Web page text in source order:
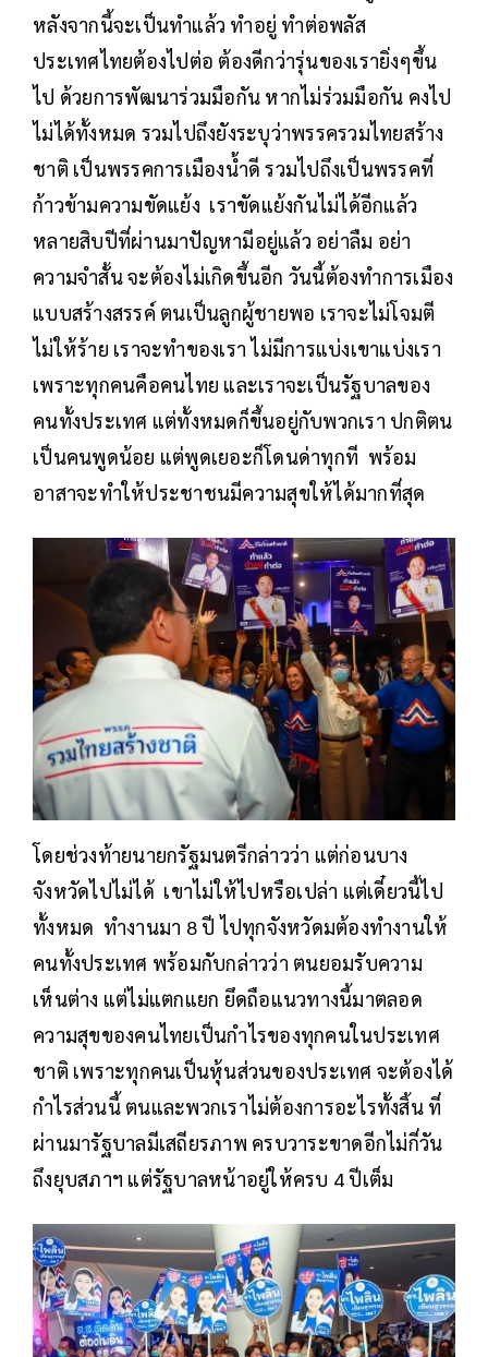
หลังจากนี้จะเป็นทำแล้ว​ ทำอยู่​ ทำต่อพลัส
ประเทศไทยต้องไปต่อ ต้องดีกว่ารุ่นของเรายิ่งๆขึ้น
ไป ด้วยการพัฒนาร่วมมือกัน หากไม่ร่วมมือกัน คงไป
ไม่ได้ทั้งหมด​ รวมไปถึงยังระบุว่าพรรครวมไทยสร้าง
ชาติ เป็นพรรคการเมืองน้ำดี รวมไปถึงเป็นพรรคที่
ก้าวข้ามความขัดแย้ง​ เราขัดแย้งกันไม่ได้อีกแล้ว
หลายสิบปีที่ผ่านมาปัญหามีอยู่แล้ว อย่าลืม อย่า
ความจำสั้น จะต้องไม่เกิดขึ้นอีก วันนี้ต้องทำการเมือง
แบบสร้างสรรค์ ตนเป็นลูกผู้ชายพอ เราจะไม่โจมตี​
ไม่ให้ร้าย​ เราจะทำของเรา ไม่มีการแบ่งเขาแบ่งเรา
เพราะทุกคนคือคนไทย และเราจะเป็นรัฐบาลของ
คนทั้งประเทศ แต่ทั้งหมดก็ขึ้นอยู่กับพวกเรา ปกติตน
เป็นคนพูดน้อย​ แต่พูดเยอะก็โดนด่าทุกที​ พร้อม
อาสาจะทำให้ประชาชนมีความสุขให้ได้มากที่สุด
โดยช่วงท้ายนายกรัฐมนตรีกล่าวว่า แต่ก่อนบาง
จังหวัดไปไม่ได้ เขาไม่ให้ไปหรือเปล่า แต่เดี๋ยวนี้ไป
ทั้งหมด ทำงานมา 8 ปี ไปทุกจังหวัดมต้องทำงานให้
คนทั้งประเทศ​ พร้อมกับกล่าวว่า ตนยอมรับความ
เห็นต่าง แต่ไม่แตกแยก ยึดถือแนวทางนี้มาตลอด
ความสุขของคนไทยเป็นกำไรของทุกคนในประเทศ
ชาติ เพราะทุกคนเป็นหุ้นส่วนของประเทศ จะต้องได้
กำไรส่วนนี้ ตนและพวกเราไม่ต้องการอะไรทั้งสิ้น ที่
ผ่านมารัฐบาลมีเสถียรภาพ ครบวาระขาดอีกไม่กี่วัน
ถึงยุบสภาฯ​ แต่รัฐบาลหน้าอยู่ให้ครบ​ 4 ปีเต็ม​